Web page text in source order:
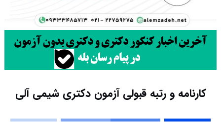
کارنامه و رتبه قبولی آزمون دکتری شیمی آلی